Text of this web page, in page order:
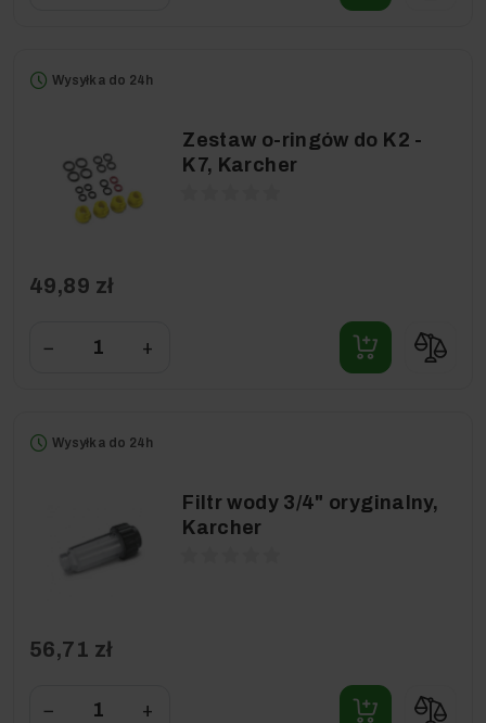
Wysyłka do 24h
Zestaw o-ringów do K2 -
K7, Karcher
49,89 zł
− +
Wysyłka do 24h
Filtr wody 3/4" oryginalny,
Karcher
56,71 zł
− +